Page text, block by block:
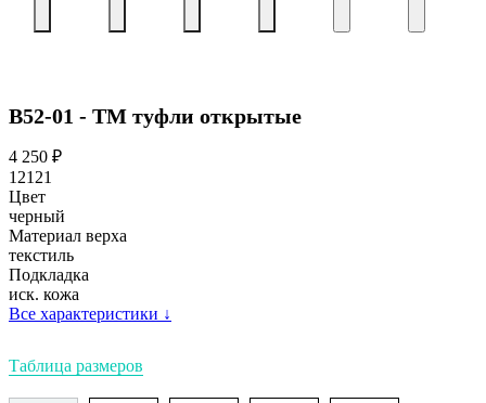
В52-01 - ТМ туфли открытые
4 250 ₽
12121
Цвет
черный
Материал верха
текстиль
Подкладка
иск. кожа
Все характеристики ↓
Таблица размеров